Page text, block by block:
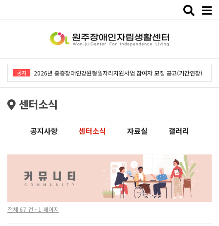
Toggle
공지 2026년 중증장애인강원형일자리지원사업 참여자 모집 공고(기간연장)
2026년 원주장애인자립생활센터 사회복지사 채용공고
2026년 중증장애인동료상담사업 동료상담가 모집공고
2026년 중증장애인강원형일자리지원사업 참여자 모집 공고(기간연장)
2026년 원주장애인자립생활센터 사회복지사 채용공고
2026년 중증장애인동료상담사업 동료상담가 모집공고
2026년 중증장애인강원형일자리사업 참여자 모집 공고
센터소식
공지사항 센터소식 자료실 갤러리
전체 67 건 - 1 페이지